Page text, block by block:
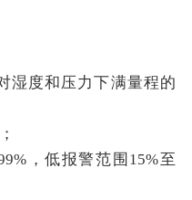
湿度和压力下满量程的
，低报警范围15%至